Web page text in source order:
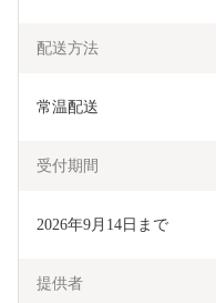
配送方法
常温配送
受付期間
2026年9月14日まで
提供者